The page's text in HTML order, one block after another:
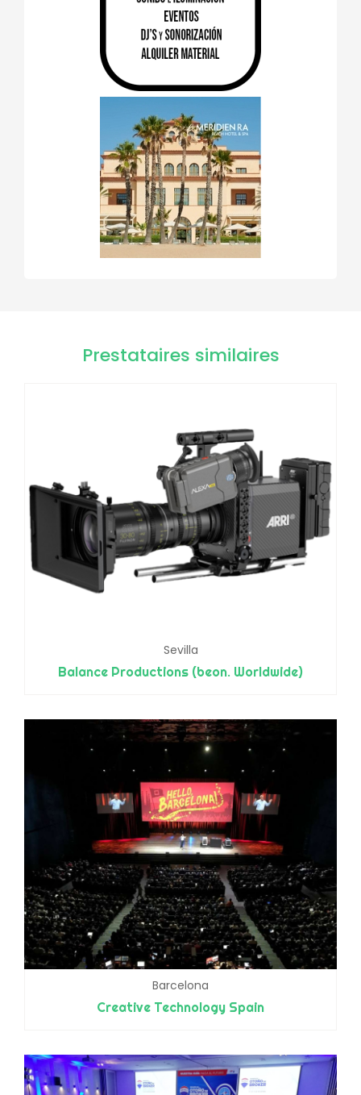
Prestataires similaires
Sevilla
Balance Productions (beon. Worldwide)
Barcelona
Creative Technology Spain